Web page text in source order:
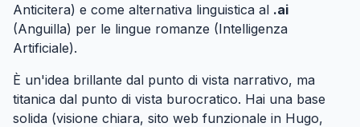
Anticitera) e come alternativa linguistica al .ai
(Anguilla) per le lingue romanze (Intelligenza
Artificiale).
È un'idea brillante dal punto di vista narrativo, ma
titanica dal punto di vista burocratico. Hai una base
solida (visione chiara, sito web funzionale in Hugo,